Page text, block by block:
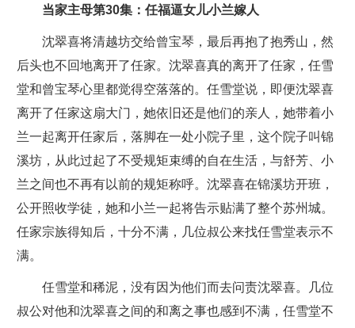
当家主母第30集：任福逼女儿小兰嫁人
沈翠喜将清越坊交给曾宝琴，最后再抱了抱秀山，然
后头也不回地离开了任家。沈翠喜真的离开了任家，任雪
堂和曾宝琴心里都觉得空落落的。任雪堂说，即便沈翠喜
离开了任家这扇大门，她依旧还是他们的亲人，她带着小
兰一起离开任家后，落脚在一处小院子里，这个院子叫锦
溪坊，从此过起了不受规矩束缚的自在生活，与舒芳、小
兰之间也不再有以前的规矩称呼。沈翠喜在锦溪坊开班，
公开照收学徒，她和小兰一起将告示贴满了整个苏州城。
任家宗族得知后，十分不满，几位叔公来找任雪堂表示不
满。
任雪堂和稀泥，没有因为他们而去问责沈翠喜。几位
叔公对他和沈翠喜之间的和离之事也感到不满，任雪堂不